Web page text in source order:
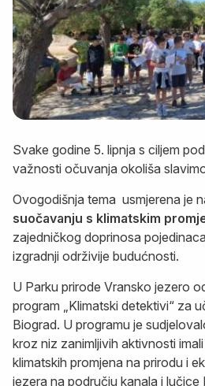
Svake godine 5. lipnja s ciljem
važnosti očuvanja okoliša
Ovogodišnja tema usmjerena je
suočavanju s klimatskim
zajedničkog doprinosa
izgradnji održivije budućnosti.
U Parku prirode Vransko jezero
program „Klimatski detektivi“ za
Biograd. U programu je
kroz niz zanimljivih aktivnosti
klimatskih promjena na prirodu i
jezera na području kanala i lučice